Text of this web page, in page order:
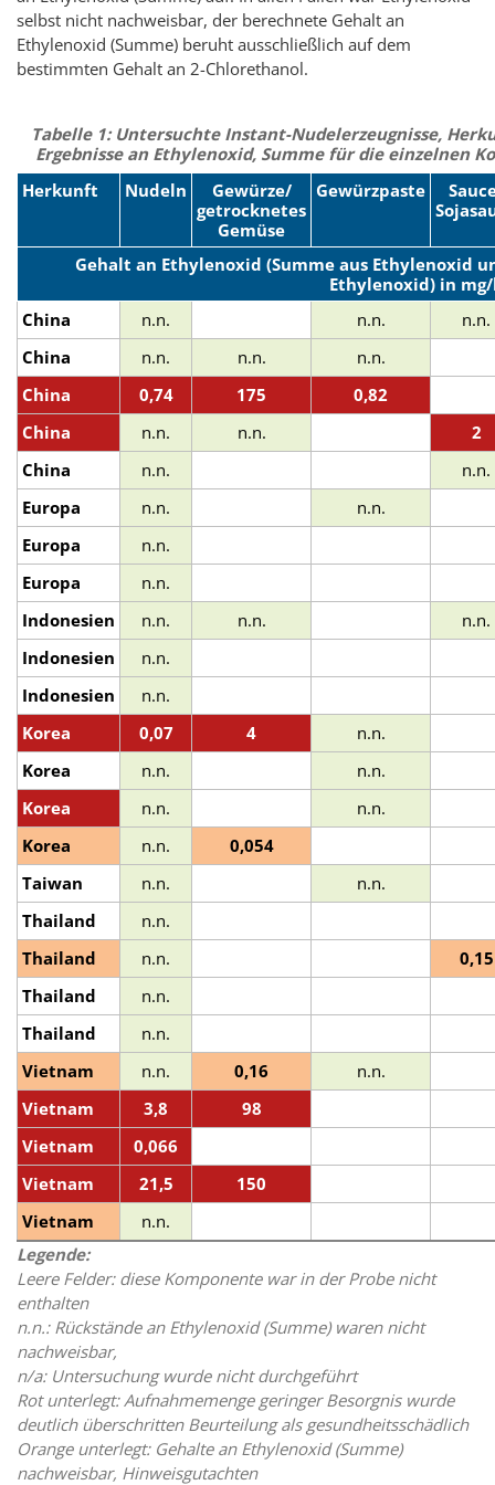
selbst nicht nachweisbar, der berechnete Gehalt an
Ethylenoxid (Summe) beruht ausschließlich auf dem
bestimmten Gehalt an 2-Chlorethanol.
Tabelle 1: Untersuchte Instant-Nudelerzeugnisse,
Ergebnisse an Ethylenoxid, Summe für die einzelnen
Herkunft
Nudeln
Gewürze/
getrocknetes
Gemüse
Gewürzpaste
Gehalt an Ethylenoxid (Summe aus Ethylenoxid
Ethylenoxid) in mg/
China
n.n. n.n.
n.n.
China
n.n. n.n.
n.n.
China
0,74 175
0,82
China
n.n. n.n.
2
China
n.n.
n.n.
Europa
n.n.
n.n.
Europa
n.n.
Europa
n.n.
Indonesien
n.n. n.n.
n.n.
Indonesien
n.n.
Indonesien
n.n.
Korea
0,07 4
n.n.
Korea
n.n.
n.n.
Korea
n.n.
n.n.
Korea
n.n.
0,054
Taiwan
n.n.
n.n.
Thailand
n.n.
Thailand
n.n.
0,15
Thailand
n.n.
Thailand
n.n.
Vietnam
n.n. 0,16
n.n.
Vietnam
3,8
98
Vietnam
0,066
Vietnam
21,5
150
Vietnam
n.n.
Legende:
Leere Felder: diese Komponente war in der Probe nicht
enthalten
n.n.: Rückstände an Ethylenoxid (Summe) waren nicht
nachweisbar,
n/a: Untersuchung wurde nicht durchgeführt
Rot unterlegt: Aufnahmemenge geringer Besorgnis wurde
deutlich überschritten Beurteilung als gesundheitsschädlich
Orange unterlegt: Gehalte an Ethylenoxid (Summe)
nachweisbar, Hinweisgutachten